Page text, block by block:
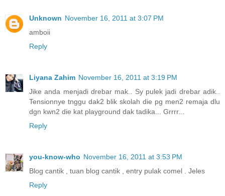
Unknown November 16, 2011 at 3:07 PM
amboii
Reply
Liyana Zahim November 16, 2011 at 3:19 PM
Jike anda menjadi drebar mak.. Sy pulek jadi drebar adik..
Tensionnye tnggu dak2 blik skolah die pg men2 remaja dlu
dgn kwn2 die kat playground dak tadika... Grrrr...
Reply
you-know-who November 16, 2011 at 3:53 PM
Blog cantik , tuan blog cantik , entry pulak comel . Jeles
Reply